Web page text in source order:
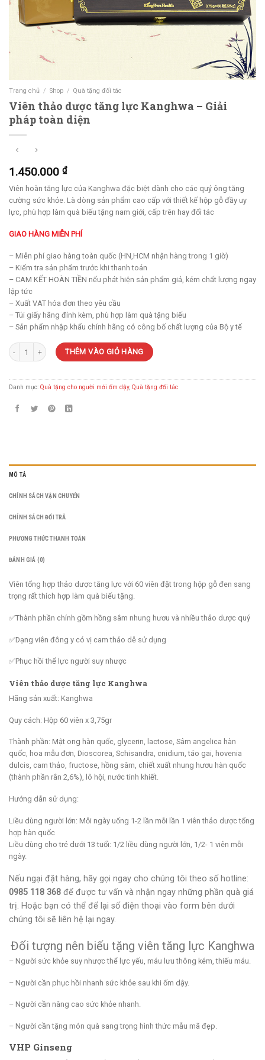
Trang chủ / Shop / Quà tặng đối tác
Viên thảo dược tăng lực Kanghwa – Giải
pháp toàn diện
1.450.000 ₫
Viên hoàn tăng lực của Kanghwa đặc biệt dành cho các quý ông tăng
cường sức khỏe. Là dòng sản phẩm cao cấp với thiết kế hộp gỗ đầy uy
lực, phù hợp làm quà biếu tặng nam giới, cấp trên hay đối tác
GIAO HÀNG MIỄN PHÍ
– Miễn phí giao hàng toàn quốc (HN,HCM nhận hàng trong 1 giờ)
– Kiểm tra sản phẩm trước khi thanh toán
– CAM KẾT HOÀN TIỀN nếu phát hiện sản phẩm giả, kém chất lượng ngay
lập tức
– Xuất VAT hóa đơn theo yêu cầu
– Túi giấy hãng đính kèm, phù hợp làm quà tặng biếu
– Sản phẩm nhập khẩu chính hãng có công bố chất lượng của Bộ y tế
Viên thảo dược tăng lực Kanghwa - Giải pháp toàn diện số lượng
THÊM VÀO GIỎ HÀNG
Danh mục: Quà tặng cho người mới ốm dậy, Quà tặng đối tác
MÔ TẢ
CHÍNH SÁCH VẬN CHUYỂN
CHÍNH SÁCH ĐỔI TRẢ
PHƯƠNG THỨC THANH TOÁN
ĐÁNH GIÁ (0)
Viên tổng hợp thảo dược tăng lực với 60 viên đặt trong hộp gỗ đen sang
trọng rất thích hợp làm quà biếu tặng.
✅Thành phần chính gồm hồng sâm nhung hươu và nhiều thảo dược quý
✅Dạng viên đông y có vị cam thảo dễ sử dụng
✅Phục hồi thể lực người suy nhược
Viên thảo dược tăng lực Kanghwa
Hãng sản xuất: Kanghwa
Quy cách: Hộp 60 viên x 3,75gr
Thành phần: Mật ong hàn quốc, glycerin, lactose, Sâm angelica hàn
quốc, hoa mẫu đơn, Dioscorea, Schisandra, cnidium, táo gai, hovenia
dulcis, cam thảo, fructose, hồng sâm, chiết xuất nhung hươu hàn quốc
(thành phần rắn 2,6%), lô hội, nước tinh khiết.
Hướng dẫn sử dụng:
Liều dùng người lớn: Mỗi ngày uống 1-2 lần mỗi lần 1 viên thảo dược tổng
hợp hàn quốc
Liều dùng cho trẻ dưới 13 tuổi: 1/2 liều dùng người lớn, 1/2- 1 viên mỗi
ngày.
Nếu ngại đặt hàng, hãy gọi ngay cho chúng tôi theo số hotline:
0985 118 368 để được tư vấn và nhận ngay những phần quà giá
trị. Hoặc bạn có thể để lại số điện thoại vào form bên dưới
chúng tôi sẽ liên hệ lại ngay.
Đối tượng nên biếu tặng viên tăng lực Kanghwa
– Người sức khỏe suy nhược thể lực yếu, máu lưu thông kém, thiếu máu.
– Người cần phục hồi nhanh sức khỏe sau khi ốm dậy.
– Người cần nâng cao sức khỏe nhanh.
– Người cần tặng món quà sang trọng hình thức mẫu mã đẹp.
VHP Ginseng